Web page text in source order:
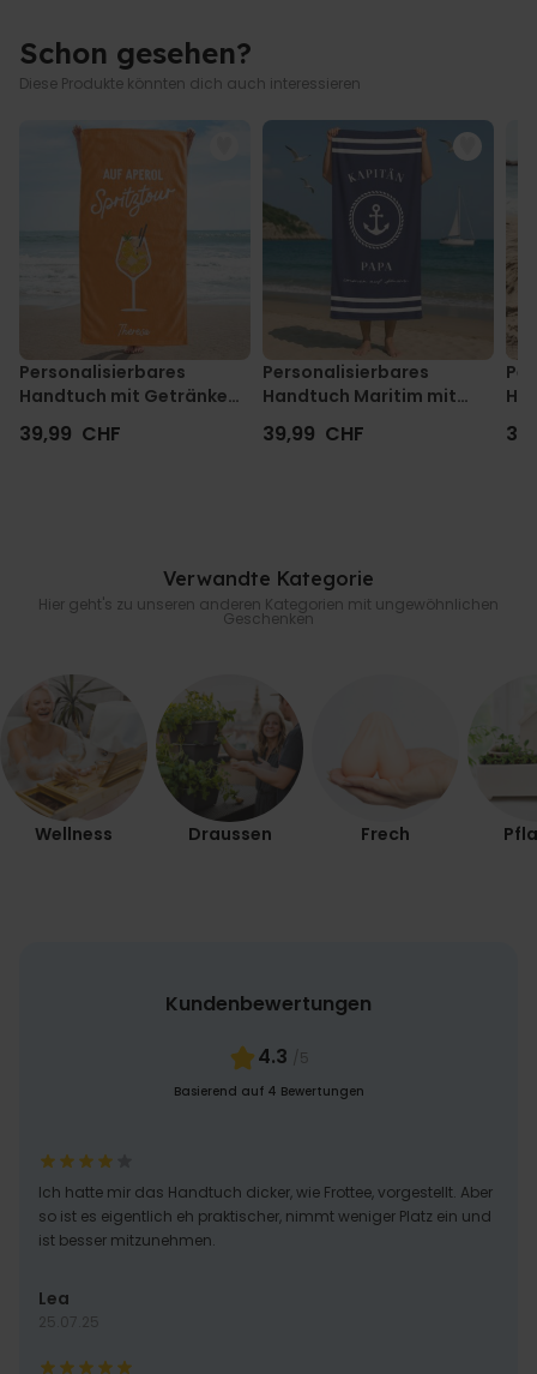
Schon gesehen?
Diese Produkte könnten dich auch interessieren
Personalisierbares
Handtuch mit Getränken
und Spruch
39,99 CHF
Personalisierbares
Handtuch Maritim mit
Text
39,99 CHF
Verwandte Kategorie
Hier geht's zu unseren anderen Kategorien mit ungewöhnlichen
Geschenken
Wellness Draussen Frech
Kundenbewertungen
4.3 /5
Basierend auf 4 Bewertungen
Ich hatte mir das Handtuch dicker, wie Frottee, vorgestellt. Aber
so ist es eigentlich eh praktischer, nimmt weniger Platz ein und
ist besser mitzunehmen.
Lea
25.07.25